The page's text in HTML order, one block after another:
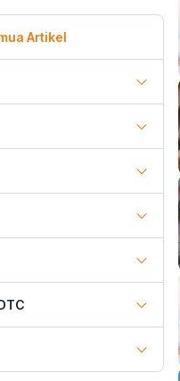
Artikel